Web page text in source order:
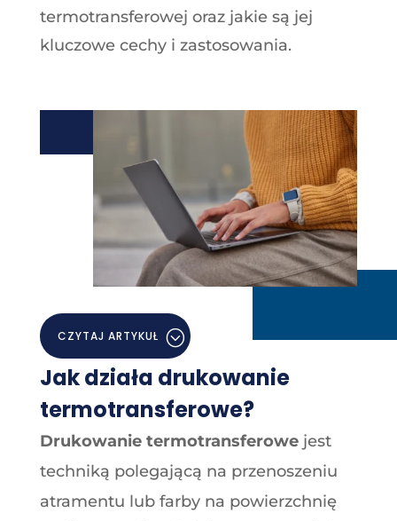
termotransferowej oraz jakie są jej
kluczowe cechy i zastosowania.
CZYTAJ ARTYKUŁ
Jak działa drukowanie
termotransferowe?
Drukowanie termotransferowejest
techniką polegającą na przenoszeniu
atramentu lub farby na powierzchnię